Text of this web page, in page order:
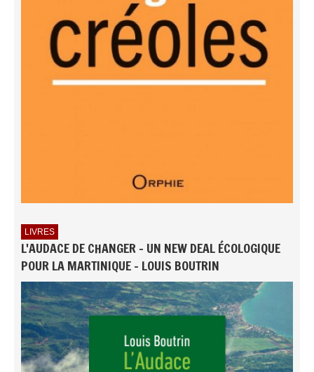
LIVRES
L'AUDACE DE CHANGER - UN NEW DEAL ÉCOLOGIQUE
POUR LA MARTINIQUE - LOUIS BOUTRIN